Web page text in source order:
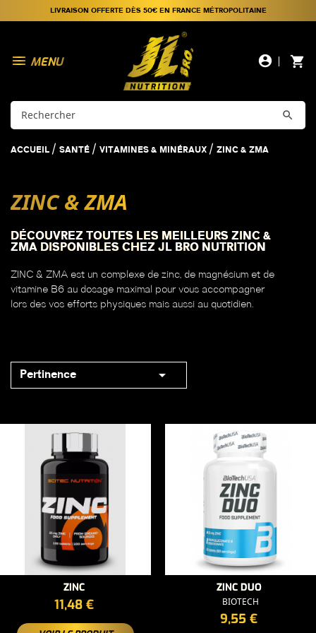
LIVRAISON OFFERTE DÈS 50€ EN FRANCE MÉTROPOLITAINE
 account_circle shopping_cart

ACCUEIL SANTÉ VITAMINES & MINÉRAUX ZINC & ZMA
ZINC & ZMA
DÉCOUVREZ TOUTES LES MEILLEURS ZINC &
ZMA DISPONIBLES CHEZ JL BRO NUTRITION
ZINC & ZMA est un complexe de zinc, de magnésium et de
vitamine B6 au dosage maximal pour vous accompagner
lors des vos efforts physiques mais aussi au quotidien.
Pertinence 
ZINC
PRIX
11,48 €
ZINC DUO
BIOTECH
PRIX
9,55 €